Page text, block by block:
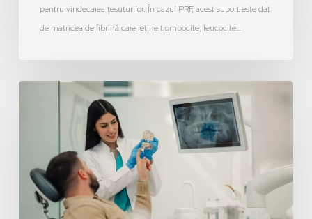
pentru vindecarea țesuturilor. În cazul PRF, acest suport este dat
de matricea de fibrină care reține trombocite, leucocite…